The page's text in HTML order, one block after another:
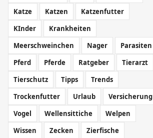
Katze
Katzen
Katzenfutter
KInder
Krankheiten
Meerschweinchen
Nager
Parasiten
Pferd
Pferde Ratgeber
Tierarzt
Tierschutz
Tipps
Trends
Trockenfutter
Urlaub
Versicherung
Vogel
Wellensittiche
Welpen
Wissen
Zecken Zierfische